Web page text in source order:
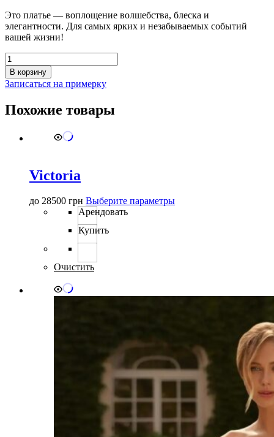
Это платье — воплощение волшебства, блеска и
элегантности. Для самых ярких и незабываемых событий
вашей жизни!
Количество
товара
Sparkling
Fairytale
В корзину
Записаться на примерку
Похожие товары
Victoria
до 28500 грн Выберите параметрыЭтот
странице
Арендовать
Купить
Очистить